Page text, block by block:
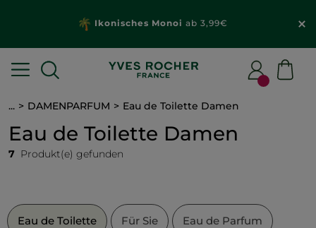
Ikonisches Monoi ab 3,99€
... DAMENPARFUM Eau de Toilette Damen
Eau de Toilette Damen
7 Produkt(e) gefunden
Eau de Toilette Für Sie Eau de Parfum